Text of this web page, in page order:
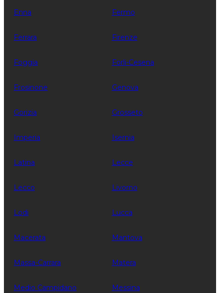
Enna Fermo
Ferrara Firenze
Foggia Forli-Cesena
Frosinone Genova
Gorizia Grosseto
Imperia Isernia
Latina Lecce
Lecco Livorno
Lodi Lucca
Macerata Mantova
Massa-Carrara Matera
Medio Campidano Messina